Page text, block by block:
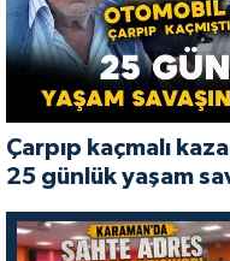
Çarpıp kaçmalı
25 günlük yaşam